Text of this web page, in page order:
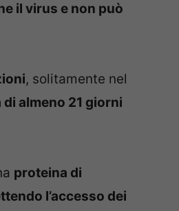
il virus e non può
, solitamente nel
almeno 21 giorni
proteina di
l’accesso dei